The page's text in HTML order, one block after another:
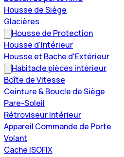
Housse de Siège
Glacières
Housse de Protection
Housse d'Intérieur
Housse et Bache d'Extérieur
Habitacle pièces intérieur
Boîte de Vitesse
Ceinture & Boucle de Siège
Pare-Soleil
Rétroviseur Intérieur
Appareil Commande de Porte
Volant
Cache ISOFIX